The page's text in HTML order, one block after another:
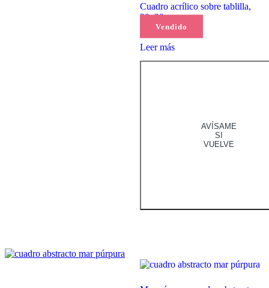
Vendido
Cuadro acrílico sobre tablilla,
20x20cm
Leer más
AVÍSAME
SI
VUELVE